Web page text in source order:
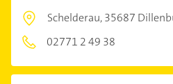
Schelderau,35687
02771 2 49 38